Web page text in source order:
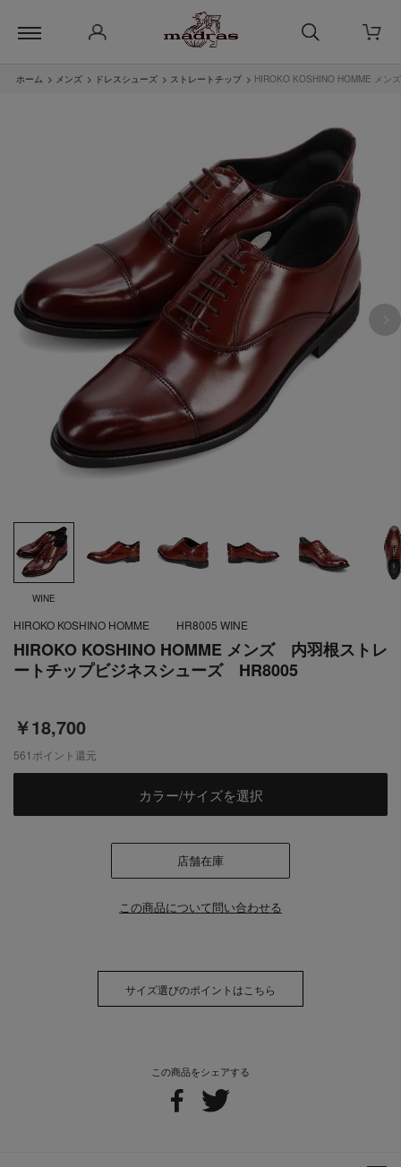
ホーム > メンズ > ドレスシューズ > ストレートチップ > HIROKO KOSHINO HOMME メ
WINE
HIROKO KOSHINO HOMME メンズ 内羽根ストレ
ートチップビジネスシューズ HR8005
￥18,700
この商品をシェアする
HIROKO KOSHINO HOMME HR8005 WINE
561 ポイント還元
カラー/サイズを選択
店舗在庫
この商品について問い合わせる
サイズ選びのポイントはこちら